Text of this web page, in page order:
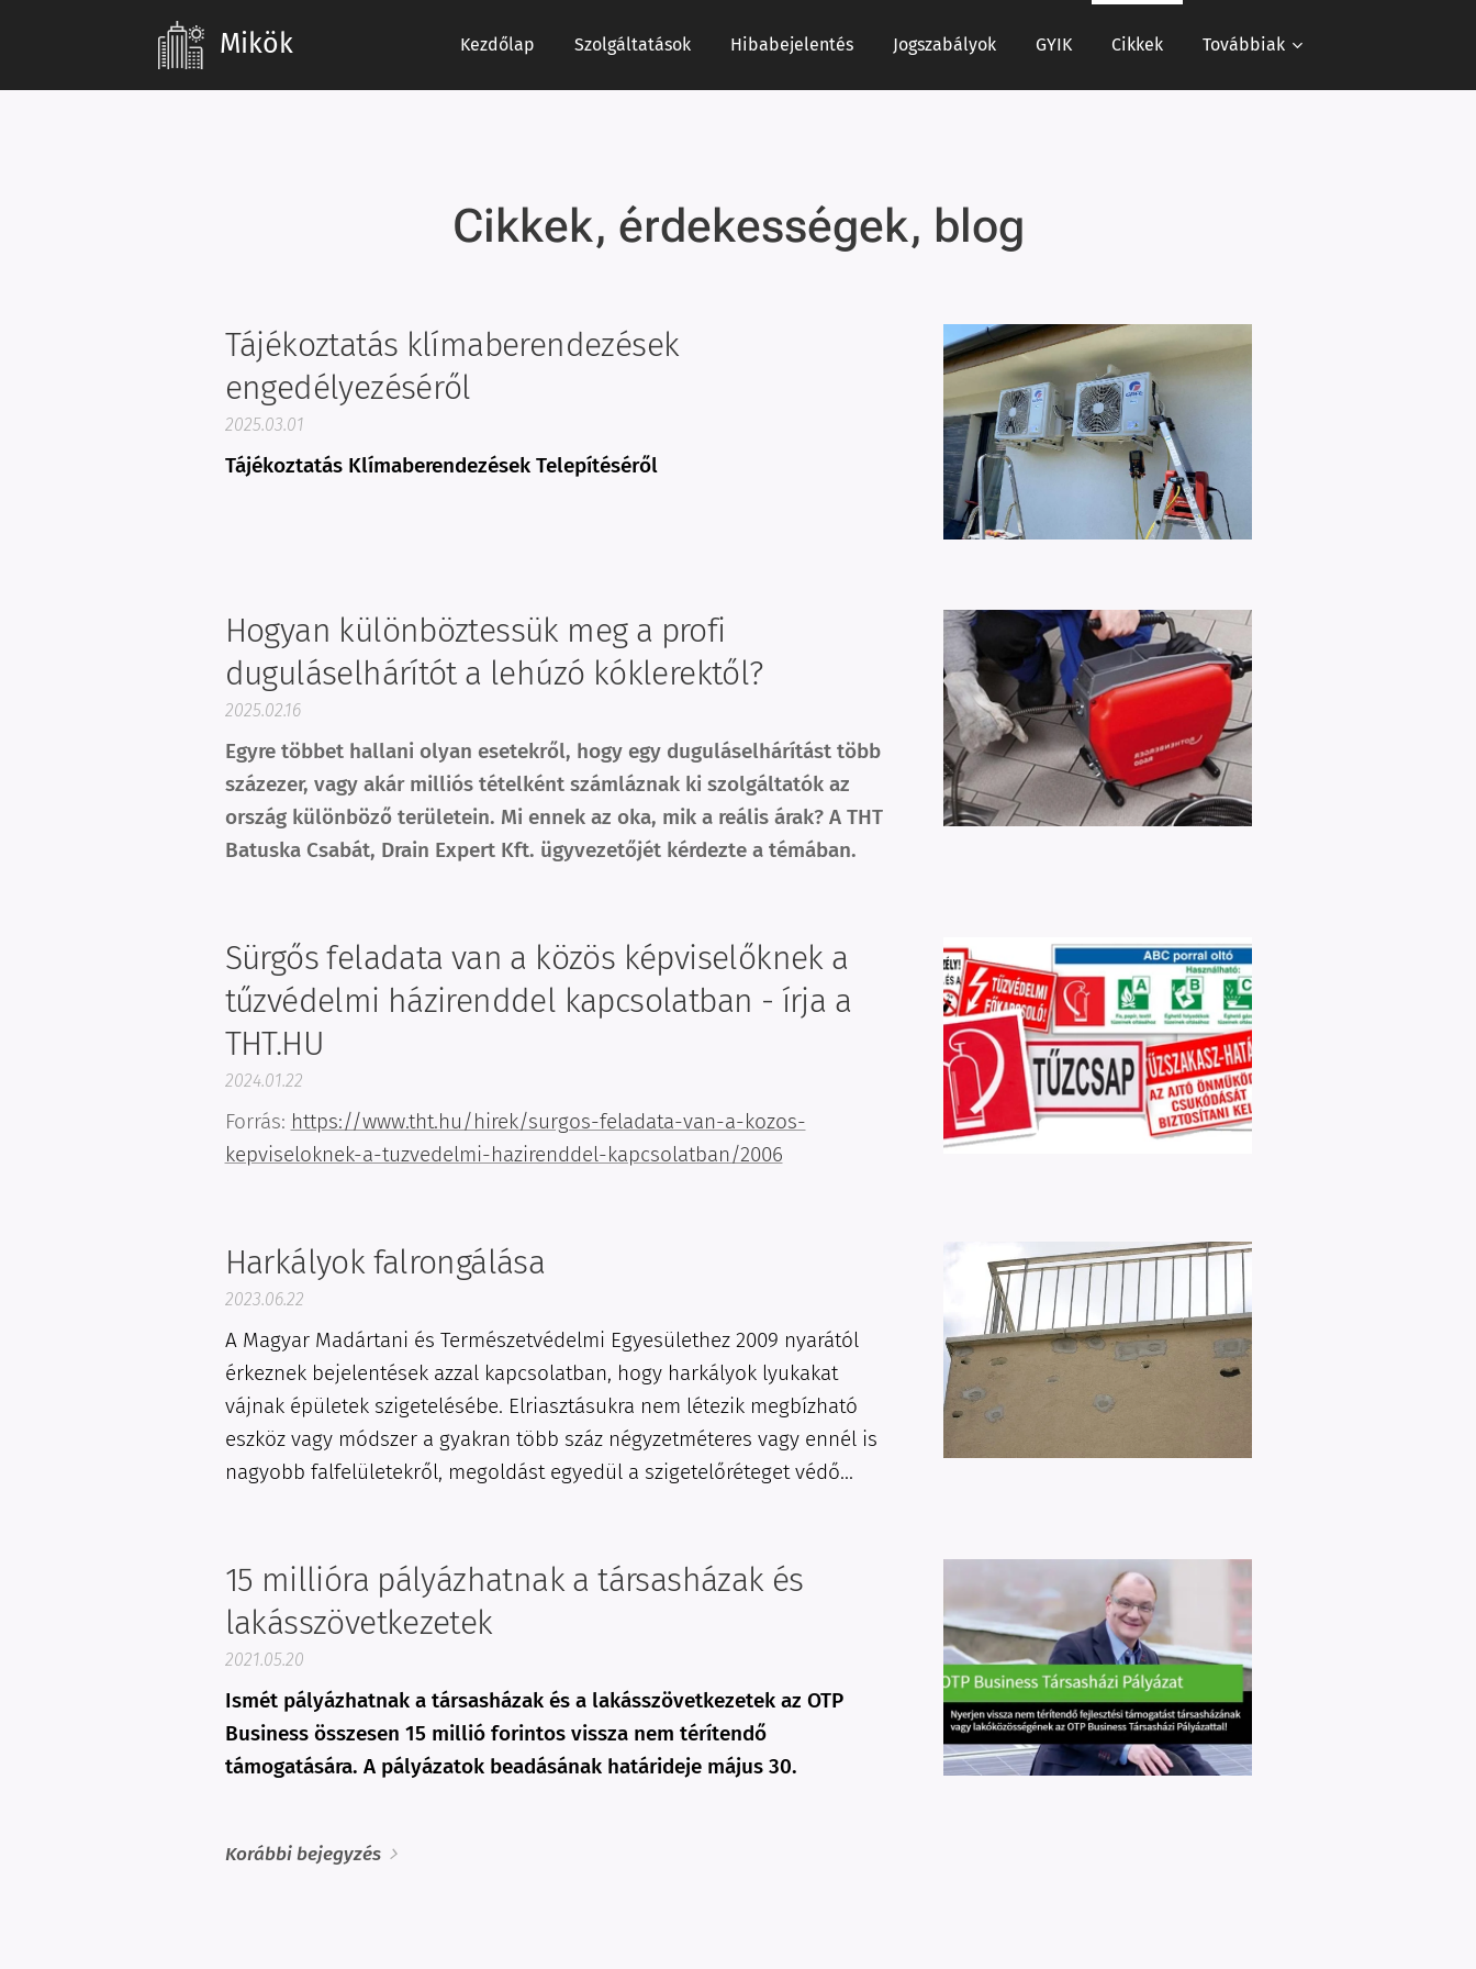
Mikök Kezdőlap Szolgáltatások Hibabejelentés Jogszabályok GYIK Cikkek Továbbiak
Cikkek, érdekességek, blog
Tájékoztatás klímaberendezések
engedélyezéséről
2025.03.01
Tájékoztatás Klímaberendezések Telepítéséről
Hogyan különböztessük meg a profi
duguláselhárítót a lehúzó kóklerektől?
2025.02.16
Egyre többet hallani olyan esetekről, hogy egy duguláselhárítást több
százezer, vagy akár milliós tételként számláznak ki szolgáltatók az
ország különböző területein. Mi ennek az oka, mik a reális árak? A THT
Batuska Csabát, Drain Expert Kft. ügyvezetőjét kérdezte a témában.
Sürgős feladata van a közös képviselőknek a
tűzvédelmi házirenddel kapcsolatban - írja a
THT.HU
2024.01.22
Forrás: https://www.tht.hu/hirek/surgos-feladata-van-a-kozos-
kepviseloknek-a-tuzvedelmi-hazirenddel-kapcsolatban/2006
Harkályok falrongálása
2023.06.22
A Magyar Madártani és Természetvédelmi Egyesülethez 2009 nyarától
érkeznek bejelentések azzal kapcsolatban, hogy harkályok lyukakat
vájnak épületek szigetelésébe. Elriasztásukra nem létezik megbízható
eszköz vagy módszer a gyakran több száz négyzetméteres vagy ennél is
nagyobb falfelületekről, megoldást egyedül a szigetelőréteget védő...
15 millióra pályázhatnak a társasházak és
lakásszövetkezetek
2021.05.20
Ismét pályázhatnak a társasházak és a lakásszövetkezetek az OTP
Business összesen 15 millió forintos vissza nem térítendő
támogatására. A pályázatok beadásának határideje május 30.
Korábbi bejegyzés